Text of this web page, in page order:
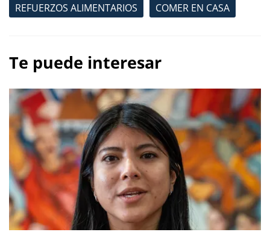
REFUERZOS ALIMENTARIOS COMER EN CASA
Te puede interesar